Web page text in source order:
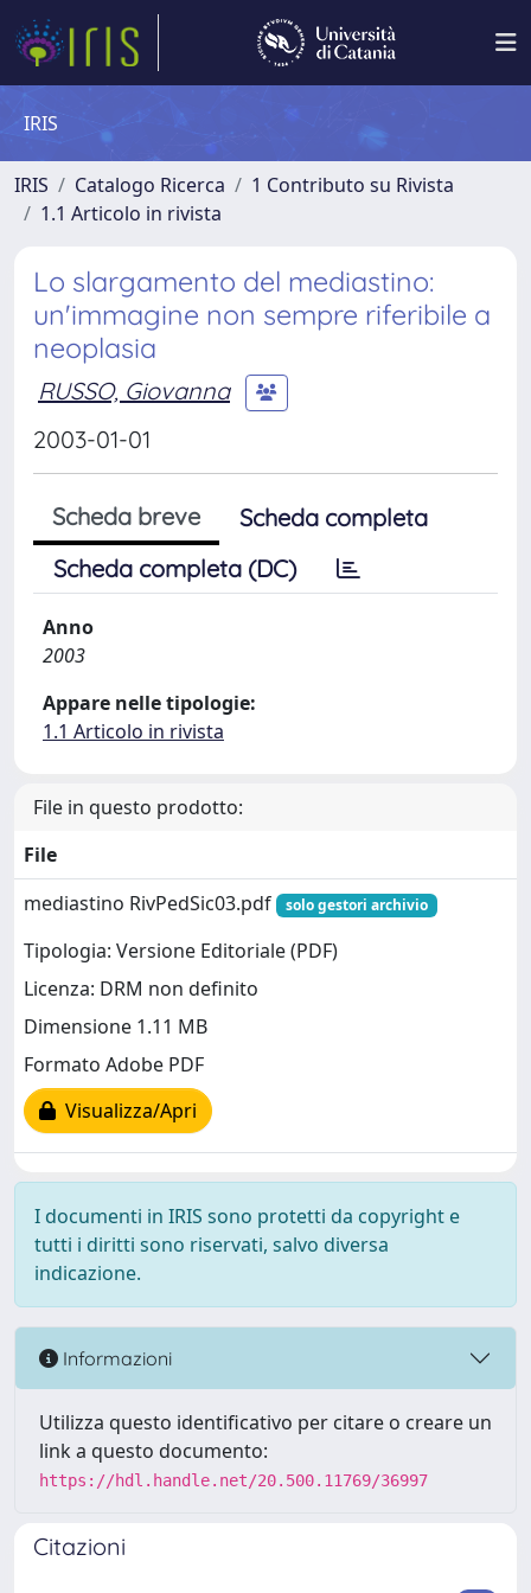
IRIS
IRIS Catalogo Ricerca
1 Contributo su Rivista
1.1 Articolo in rivista
Lo slargamento del mediastino:
un'immagine non sempre riferibile a
neoplasia
RUSSO, Giovanna
2003-01-01
Scheda breve
Scheda completa
Scheda completa (DC)
Anno
2003
Appare nelle tipologie:
1.1 Articolo in rivista
File in questo prodotto:
File
mediastino RivPedSic03.pdf
solo gestori archivio
Tipologia: Versione Editoriale (PDF)
Licenza: DRM non definito
Dimensione 1.11 MB
Formato Adobe PDF
Visualizza/Apri
I documenti in IRIS sono protetti da copyright e
tutti i diritti sono riservati, salvo diversa
indicazione.
Informazioni
Utilizza questo identificativo per citare o creare un
link a questo documento:
https://hdl.handle.net/20.500.11769/36997
Citazioni